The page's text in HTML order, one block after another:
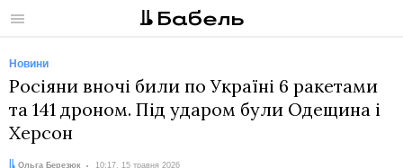
Меню
Новини
Росіяни вночі били по Україні 6 ракетами
та 141 дроном. Під ударом були Одещина і
Херсон
Автор:
Ольга Березюк
Дата: 10:17, 15 травня 2026